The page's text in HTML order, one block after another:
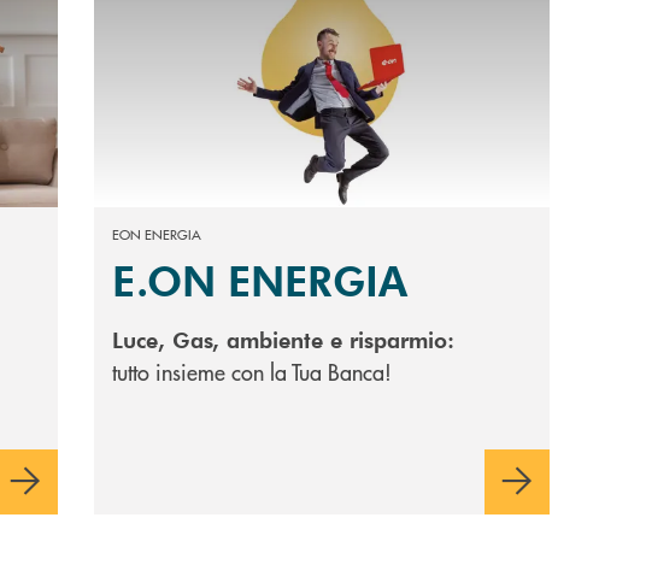
EON ENERGIA
E.ON ENERGIA
Luce, Gas, ambiente e risparmio:
tutto insieme con la Tua Banca!